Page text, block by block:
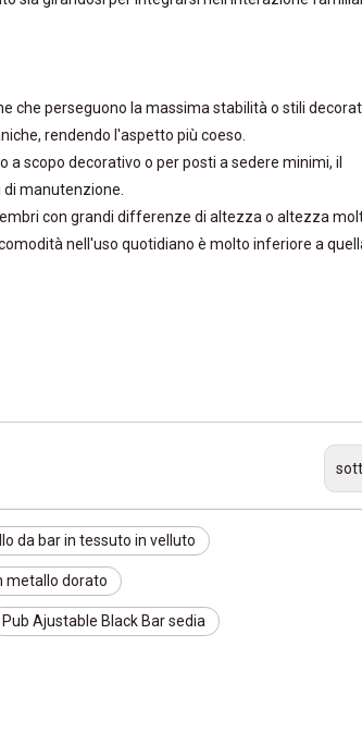
che perseguono la massima stabilità o stili
rendendo l'aspetto più coeso.
scopo decorativo o per posti a sedere minimi, il
manutenzione.
con grandi differenze di altezza o altezza
nell'uso quotidiano è molto inferiore a
da bar in tessuto in velluto
metallo dorato
Pub Ajustable Black Bar sedia